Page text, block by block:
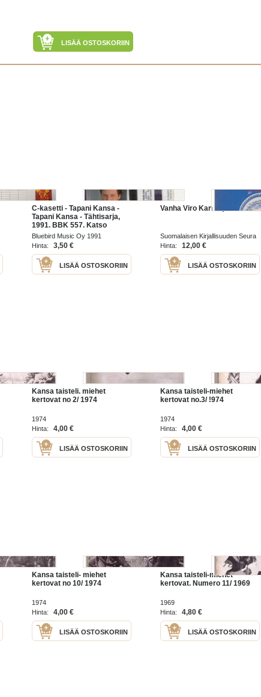
LISÄÄ OSTOSKORIIN
C-kasetti - Tapani Kansa -
Tapani Kansa - Tähtisarja,
1991. BBK 557. Katso
kappaleet alta/kuvasta.
Bluebird Music Oy 1991
Hinta:
3,50 €
LISÄÄ OSTOSKORIIN
Vanha Viro Kansa ja kulttuuri
Suomalaisen Kirjallisuuden Seura
1955
Hinta: 12,00 €
LISÄÄ OSTOSKORIIN
Kansa taisteli. miehet
kertovat no 2/ 1974
1974
Hinta:
4,00 €
LISÄÄ OSTOSKORIIN
Kansa taisteli-miehet
kertovat no.3/ !974
1974
Hinta:
4,00 €
LISÄÄ OSTOSKORIIN
Kansa taisteli- miehet
kertovat no 10/ 1974
1974
Hinta:
4,00 €
LISÄÄ OSTOSKORIIN
Kansa taisteli-miehet
kertovat. Numero 11/ 1969
1969
Hinta:
4,80 €
LISÄÄ OSTOSKORIIN